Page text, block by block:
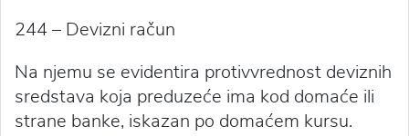
244 – Devizni račun
Na njemu se evidentira protivvrednost deviznih
sredstava koja preduzeće ima kod domaće ili
strane banke, iskazan po domaćem kursu.